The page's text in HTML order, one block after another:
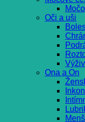
Oči a uši
Ona a On